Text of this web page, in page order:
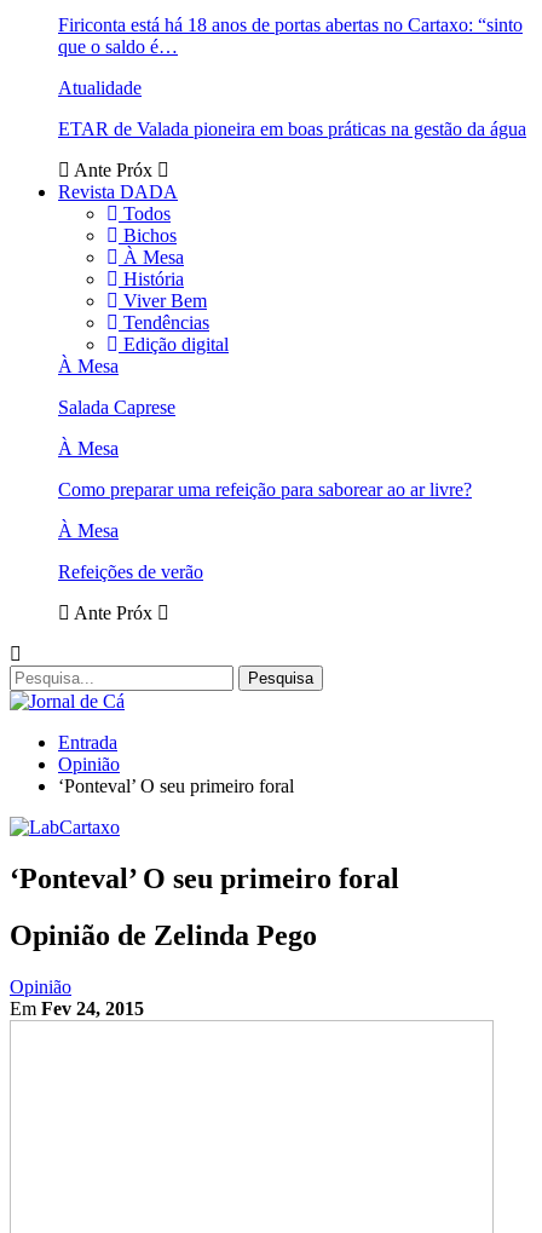
Firiconta está há 18 anos de portas abertas no Cartaxo: “sinto
que o saldo é…
Atualidade
ETAR de Valada pioneira em boas práticas na gestão da água
Ante Próx
Revista DADA
Todos
Bichos
À Mesa
História
Viver Bem
Tendências
Edição digital
À Mesa
Salada Caprese
À Mesa
Como preparar uma refeição para saborear ao ar livre?
À Mesa
Refeições de verão
Ante Próx
Entrada
Opinião
‘Ponteval’ O seu primeiro foral
‘Ponteval’ O seu primeiro foral
Opinião de Zelinda Pego
Opinião
Em Fev 24, 2015